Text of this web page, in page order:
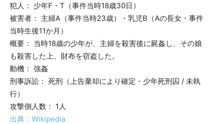
犯人： 少年F・T（事件当時18歳30日）
被害者： 主婦A（事件当時23歳）・乳児B（Aの長女・事件
当時生後11か月）
概要： 当時18歳の少年が、主婦を殺害後に屍姦し、その娘
も殺害した上、財布を窃盗した。
動機： 強姦
刑事訴訟： 死刑（上告棄却により確定・少年死刑囚 / 未執
行）
攻撃側人数： 1人
出典：Wikipedia